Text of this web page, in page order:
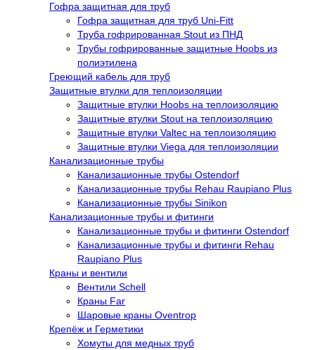
Гофра защитная для труб
Гофра защитная для труб Uni-Fitt
Труба гофрированная Stout из ПНД
Трубы гофрированные защитные Hoobs из
полиэтилена
Греющий кабель для труб
Защитные втулки для теплоизоляции
Защитные втулки Hoobs на теплоизоляцию
Защитные втулки Stout на теплоизоляцию
Защитные втулки Valtec на теплоизоляцию
Защитные втулки Viega для теплоизоляции
Канализационные трубы
Канализационные трубы Ostendorf
Канализационные трубы Rehau Raupiano Plus
Канализационные трубы Sinikon
Канализационные трубы и фитинги
Канализационные трубы и фитинги Ostendorf
Канализационные трубы и фитинги Rehau
Raupiano Plus
Краны и вентили
Вентили Schell
Краны Far
Шаровые краны Oventrop
Крепёж и Герметики
Хомуты для медных труб